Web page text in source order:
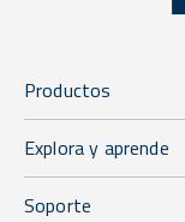
Productos
Explora y aprende
Soporte